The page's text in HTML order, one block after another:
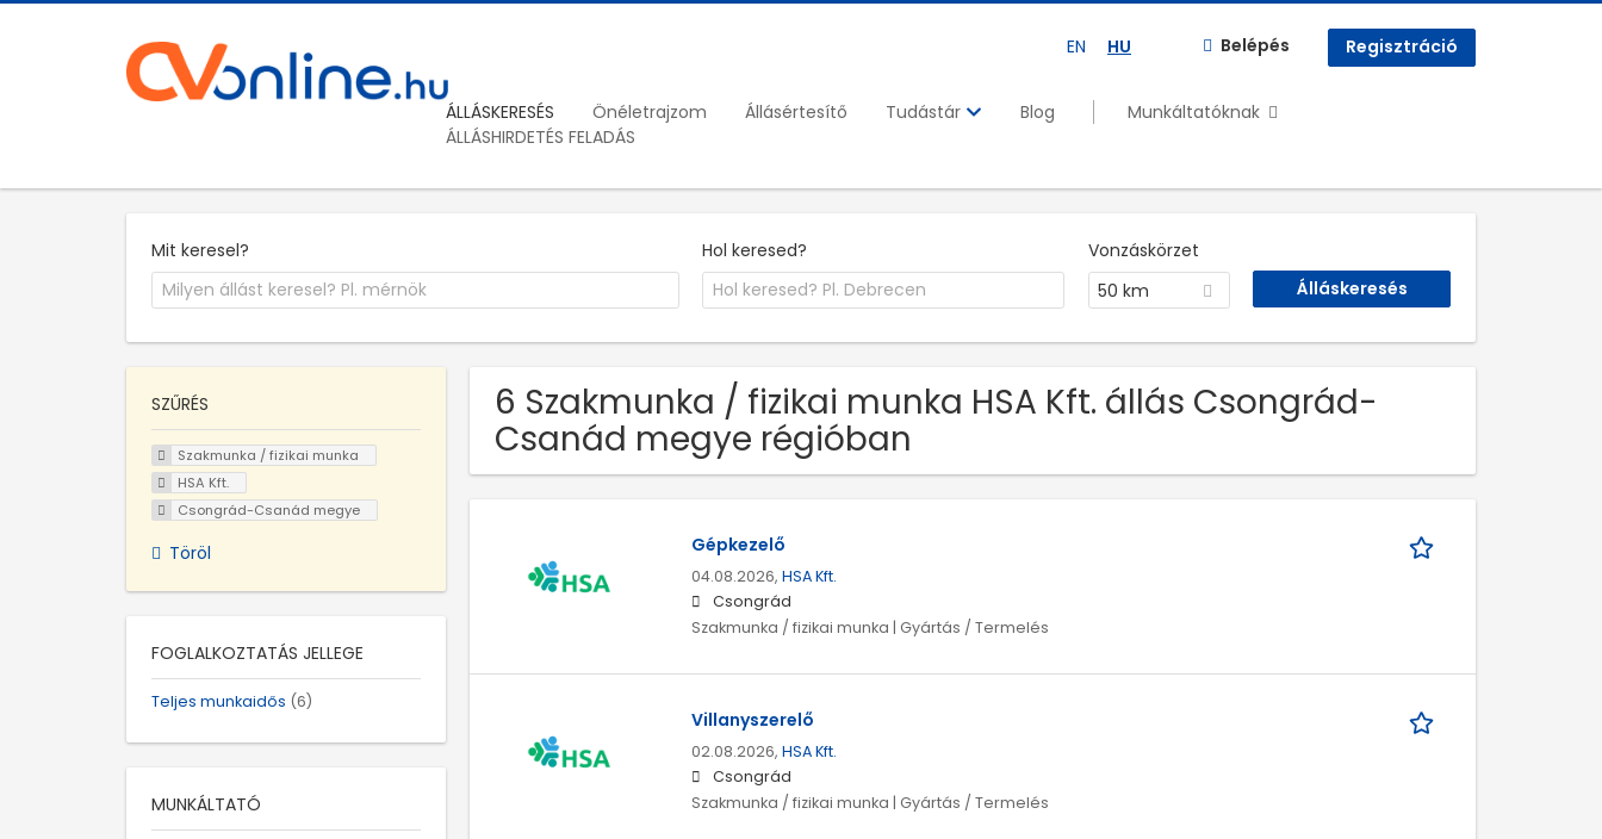
EN HU Belépés Regisztráció
ÁLLÁSKERESÉS Önéletrajzom Állásértesítő Tudástár Blog
Munkáltatóknak
ÁLLÁSHIRDETÉS FELADÁS
Mit keresel? Hol keresed?
Vonzáskörzet
50 km
6 Szakmunka / fizikai munka HSA Kft. állás Csongrád-
Csanád megye régióban
Gépkezelő
04.08.2026, HSA Kft.
Csongrád
Szakmunka / fizikai munka | Gyártás / Termelés
Villanyszerelő
02.08.2026, HSA Kft.
Csongrád
Szakmunka / fizikai munka | Gyártás / Termelés
SZŰRÉS
Szakmunka / fizikai munka
HSA Kft.
Csongrád-Csanád megye
Töröl
FOGLALKOZTATÁS JELLEGE
Teljes munkaidős (6)
MUNKÁLTATÓ